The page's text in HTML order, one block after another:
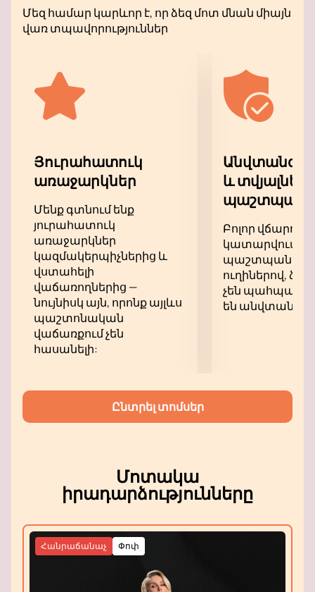
և ստվերի խաղ՝ այս ամենը թույլ է տալիս
վստահորեն ներկայացումը անվանել
մակարդակ ունեցող ստեղծագործության
մոդել:
Վայելեք դիտումը:
Մեզ համար կարևոր է, որ ձեզ մոտ մնան միայն
վառ տպավորություններ
Յուրահատուկ
առաջարկներ
Մենք գտնում ենք
յուրահատուկ
առաջարկներ
կազմակերպիչներից և
վստահելի
վաճառողներից —
նույնիսկ այն, որոնք այլևս
պաշտոնական
վաճառքում չեն
հասանելի:
Անվտանգ
և
Բոլոր
կատարվում են
ուղիներով,
չեն
են անվտանգ:
Ընտրել տոմսեր
Մոտակա
իրադարձությունները
Փոփ
Հանրաճանաչ